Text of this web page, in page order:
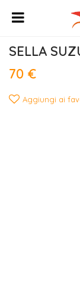
SELLA
70 €
Aggiungi ai